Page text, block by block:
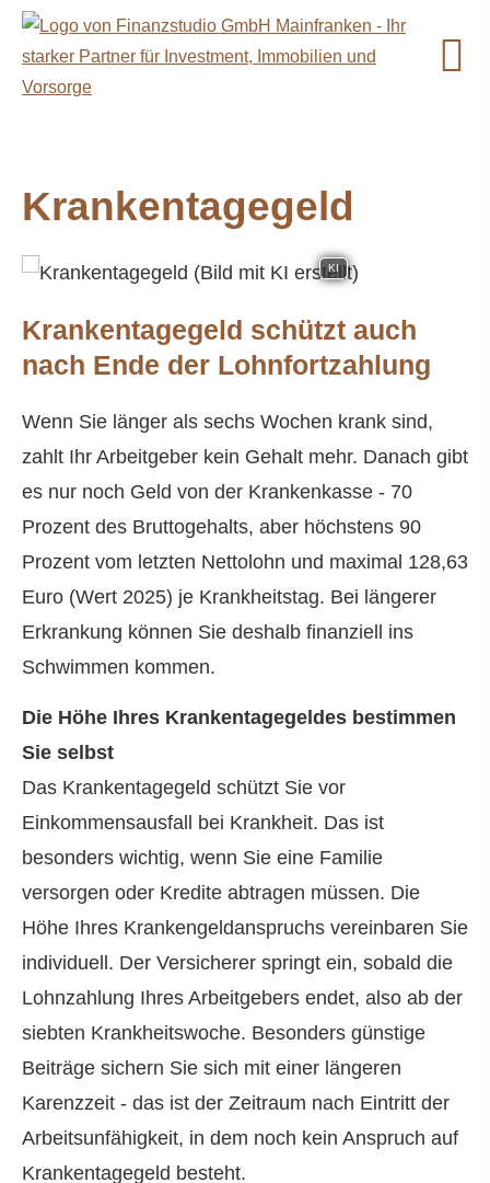
Krankentagegeld
KI
Krankentagegeld schützt auch
nach Ende der Lohnfortzahlung
Wenn Sie länger als sechs Wochen krank sind,
zahlt Ihr Arbeitgeber kein Gehalt mehr. Danach gibt
es nur noch Geld von der Krankenkasse - 70
Prozent des Bruttogehalts, aber höchstens 90
Prozent vom letzten Nettolohn und maximal 128,63
Euro (Wert 2025) je Krankheitstag. Bei längerer
Erkrankung können Sie deshalb finanziell ins
Schwimmen kommen.
Die Höhe Ihres Krankentagegeldes bestimmen
Sie selbst
Das Krankentagegeld schützt Sie vor
Einkommensausfall bei Krankheit. Das ist
besonders wichtig, wenn Sie eine Familie
versorgen oder Kredite abtragen müssen. Die
Höhe Ihres Krankengeldanspruchs vereinbaren Sie
individuell. Der Versicherer springt ein, sobald die
Lohnzahlung Ihres Arbeitgebers endet, also ab der
siebten Krankheitswoche. Besonders günstige
Beiträge sichern Sie sich mit einer längeren
Karenzzeit - das ist der Zeitraum nach Eintritt der
Arbeitsunfähigkeit, in dem noch kein Anspruch auf
Krankentagegeld besteht.